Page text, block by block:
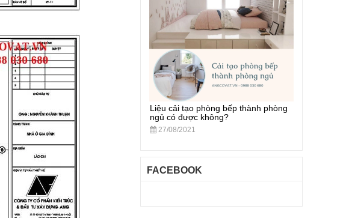
Liệu cải tạo phòng bếp thành phòng
ngủ có được không?
27/08/2021
FACEBOOK